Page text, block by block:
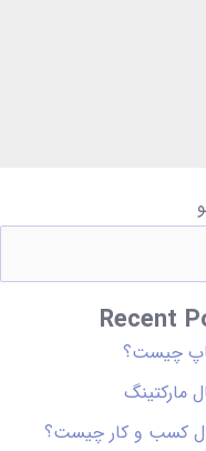
Recent
چیست؟
مارکتینگ
کسب و کار چیست؟